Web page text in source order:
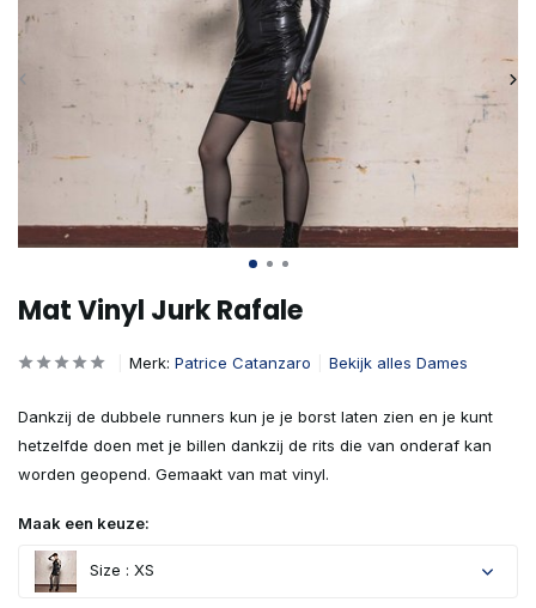
Mat Vinyl Jurk Rafale
Merk: Patrice Catanzaro Bekijk alles Dames
Dankzij de dubbele runners kun je je borst laten zien en je kunt
hetzelfde doen met je billen dankzij de rits die van onderaf kan
worden geopend. Gemaakt van mat vinyl.
Maak een keuze:
Size : XS